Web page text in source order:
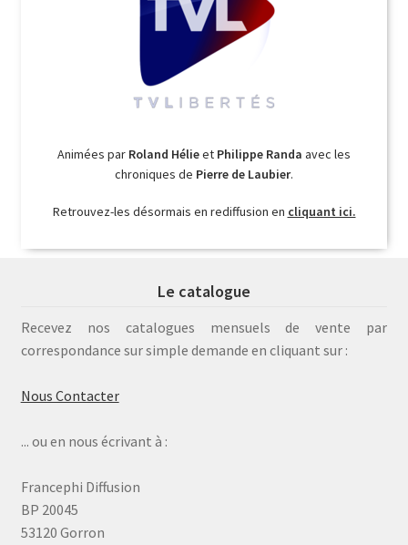
Animées par Roland Hélieet Philippe Randa avec les
chroniques de Pierre de Laubier.
Retrouvez-les désormais en rediffusion en cliquant ici.
Le catalogue
Recevez nos catalogues mensuels de vente par
correspondance sur simple demande en cliquant sur :
Nous Contacter
... ou en nous écrivant à :
Francephi Diffusion
BP 20045
53120 Gorron